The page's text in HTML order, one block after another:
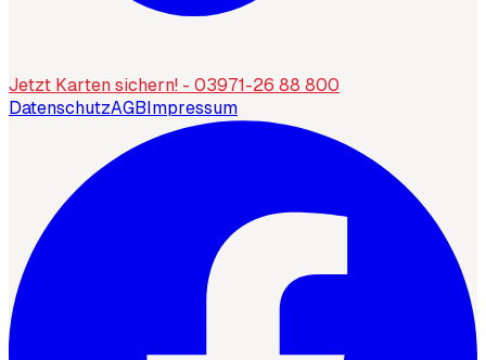
Jetzt Karten sichern! - 03971-26 88 800
DatenschutzAGBImpressum